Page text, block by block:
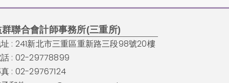
群聯合會計師事務所(三重所)
: 241新北市三重區重新路三段98號20樓
: 02-29778899
: 02-29767124